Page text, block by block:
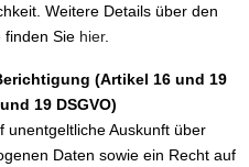
Weitere Details über den
finden Sie hier.
(Artikel 16 und 19
19 DSGVO)
unentgeltliche Auskunft über
Daten sowie ein Recht auf